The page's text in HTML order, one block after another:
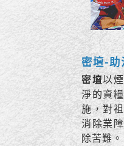
密壇-助
密壇以
淨的資
施，對
消除業
除苦難。